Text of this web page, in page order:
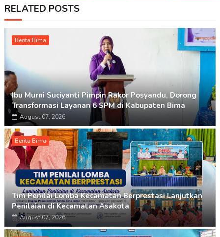
RELATED POSTS
Berita Bima
Ibu Murni Suciyanti Pimpin Rakor Posyandu, Dorong
Transformasi Layanan 6 SPM di Kabupaten Bima
August 07, 2026
Berita Bima
Tim Penilai Lomba Kecamatan Berprestasi Lanjutkan
Penilaian di Kecamatan Asakota
August 07, 2026